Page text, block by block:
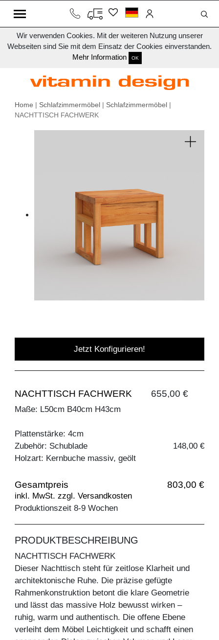
Wir verwenden Cookies. Mit der weiteren Nutzung unserer
Webseiten sind Sie mit dem Einsatz der Cookies einverstanden.
Mehr Information
OK
Home | Schlafzimmermöbel | Schlafzimmermöbel |
NACHTTISCH FACHWERK
Jetzt Konfigurieren!
NACHTTISCH FACHWERK 655,00 €
Maße: L50cm B40cm H43cm
Plattenstärke: 4cm
Zubehör: Schublade
148,00 €
Holzart: Kernbuche massiv, geölt
Gesamtpreis 803,00 €
inkl. MwSt. zzgl. Versandkosten
Produktionszeit 8-9 Wochen
PRODUKTBESCHREIBUNG
NACHTTISCH FACHWERK
Dieser Nachttisch steht für zeitlose Klarheit und
architektonische Ruhe. Die präzise gefügte
Rahmenkonstruktion betont die klare Geometrie
und lässt das massive Holz bewusst wirken –
ruhig, warm und authentisch. Die offene Ebene
verleiht dem Möbel Leichtigkeit und schafft einen